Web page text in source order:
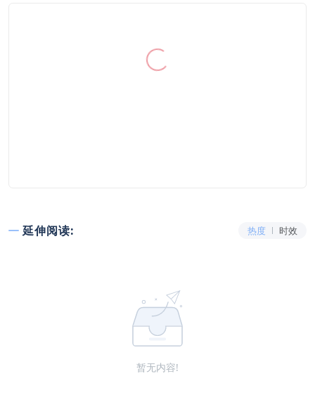
延伸阅读: 热度 时效
暂无内容!